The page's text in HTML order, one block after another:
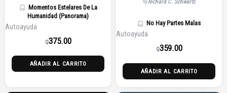
Momentos Estelares De La
Humanidad (Panorama)
Autoayuda
Q375.00
AÑADIR AL CARRITO
Richard C. Schwartz
No Hay Partes Malas
Autoayuda
Q359.00
AÑADIR AL CARRITO